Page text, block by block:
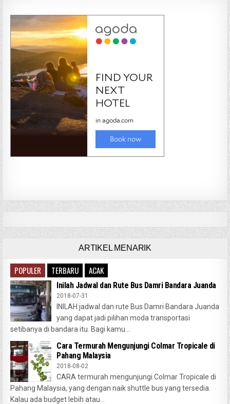
ARTIKEL MENARIK
POPULER TERBARU ACAK
Inilah Jadwal dan Rute Bus Damri Bandara Juanda
2018-07-31
INILAH jadwal dan rute Bus Damri Bandara Juanda
yang dapat jadi pilihan moda transportasi
setibanya di bandara itu. Bagi kamu...
Cara Termurah Mengunjungi Colmar Tropicale di
Pahang Malaysia
2018-08-02
CARA termurah mengunjungi Colmar Tropicale di
Pahang Malaysia, yang dengan naik shuttle bus yang tersedia.
Kalau ada budget lebih atau...